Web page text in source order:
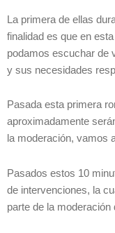
La primera de ellas
finalidad es que en
podamos escuchar de
y sus necesidades
Pasada esta primera
aproximadamente
la moderación, vamos
Pasados estos 10
de intervenciones, la
parte de la moderación